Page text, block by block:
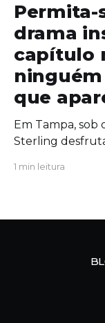
Permita-
drama
capítulo
que
Em Tampa, sob
Sterling
trás das portas
ressurge com
1 min leitura